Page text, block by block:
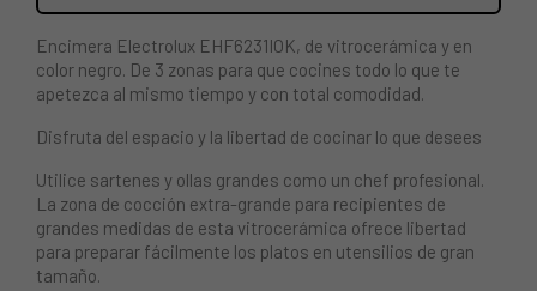
Encimera Electrolux EHF6231IOK, de vitrocerámica y en
color negro. De 3 zonas para que cocines todo lo que te
apetezca al mismo tiempo y con total comodidad.
Disfruta del espacio y la libertad de cocinar lo que desees
Utilice sartenes y ollas grandes como un chef profesional.
La zona de cocción extra-grande para recipientes de
grandes medidas de esta vitrocerámica ofrece libertad
para preparar fácilmente los platos en utensilios de gran
tamaño.